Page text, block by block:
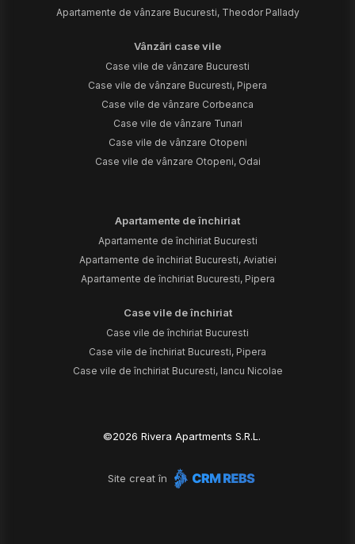
Apartamente de vânzare Bucuresti, Theodor Pallady
Vânzări case vile
Case vile de vânzare Bucuresti
Case vile de vânzare Bucuresti, Pipera
Case vile de vânzare Corbeanca
Case vile de vânzare Tunari
Case vile de vânzare Otopeni
Case vile de vânzare Otopeni, Odai
Apartamente de închiriat
Apartamente de închiriat Bucuresti
Apartamente de închiriat Bucuresti, Aviatiei
Apartamente de închiriat Bucuresti, Pipera
Case vile de închiriat
Case vile de închiriat Bucuresti
Case vile de închiriat Bucuresti, Pipera
Case vile de închiriat Bucuresti, Iancu Nicolae
©2026 Rivera Apartments S.R.L.
Site creat în